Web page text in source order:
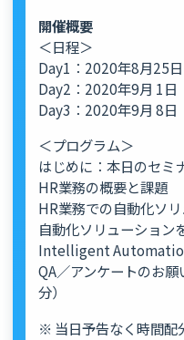
開催概要
＜日程＞
Day1：2020年8月25
Day2：2020年9月 1
Day3：2020年9月 8
＜プログラム＞
はじめに：本日のセミ
HR業務の概要と課題
HR業務での自動化ソ
自動化ソリューション
Intelligent
QA／アンケートのお
分）
※ 当日予告なく時間配